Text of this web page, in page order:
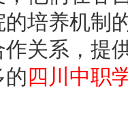
培养机制
关系，提
四川中职